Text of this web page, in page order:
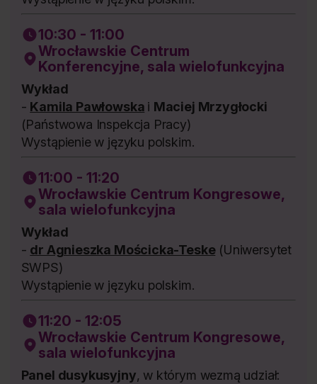
10:30 - 11:00
Wrocławskie Centrum
Konferencyjne, sala wielofunkcyjna
Wykład
- Kamila Pawłowska i Maciej Mrzygłocki
(Państwowa Inspekcja Pracy)
Wystąpienie w języku polskim.
11:00 - 11:20
Wrocławskie Centrum Kongresowe,
sala wielofunkcyjna
Wykład
- dr Agnieszka Mościcka-Teske(Uniwersytet
SWPS)
Wystąpienie w języku polskim.
11:20 - 12:05
Wrocławskie Centrum Kongresowe,
sala wielofunkcyjna
Panel dusykusyjny, w którym wezmą udział: